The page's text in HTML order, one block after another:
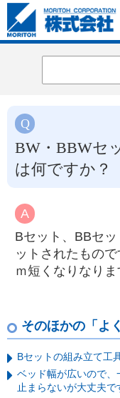
BW・BBWセ
は何ですか？
Bセット、BBセ
ットされたもの
ｍ短くなりなりま
そのほかの「よ
Bセットの組み立て工
ベッド幅が広いので
止まらないが大丈夫で